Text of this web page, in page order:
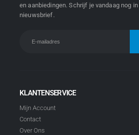
en aanbiedingen. Schrijf je vandaag nog in
nieuwsbrief.
KLANTENSERVICE
Mijn Account
Contact
Over Ons